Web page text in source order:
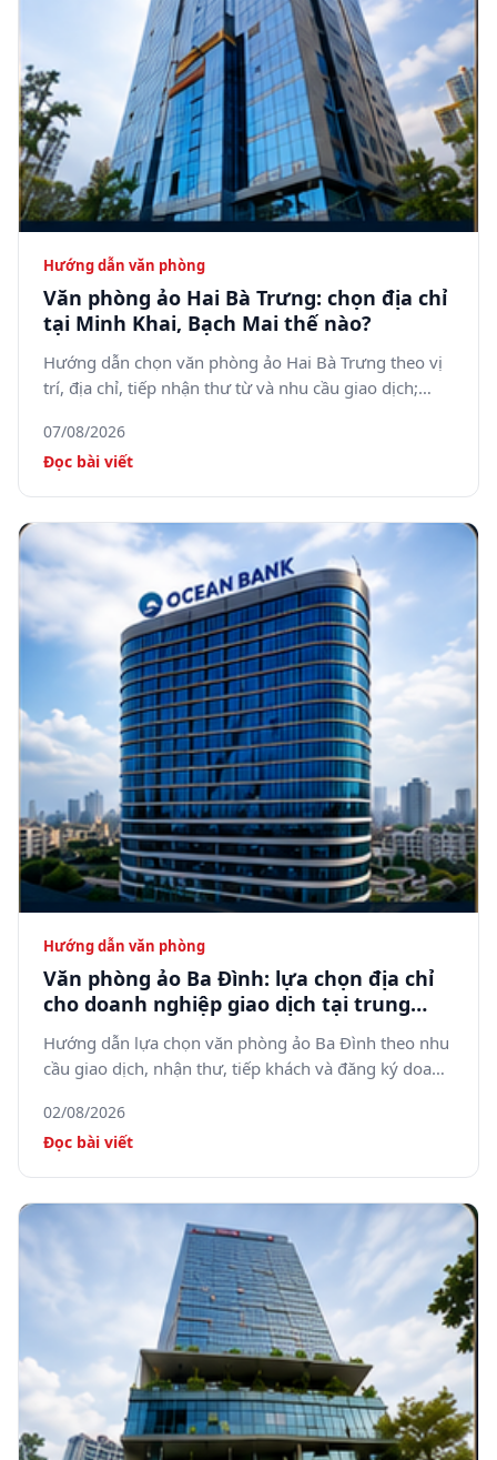
Hướng dẫn văn phòng
Văn phòng ảo Hai Bà Trưng: chọn địa chỉ
tại Minh Khai, Bạch Mai thế nào?
Hướng dẫn chọn văn phòng ảo Hai Bà Trưng theo vị
trí, địa chỉ, tiếp nhận thư từ và nhu cầu giao dịch;
Mai.
07/08/2026
Đọc bài viết
Hướng dẫn văn phòng
Văn phòng ảo Ba Đình: lựa chọn địa chỉ
cho doanh nghiệp giao dịch tại trung
tâm Hà Nội
Hướng dẫn lựa chọn văn phòng ảo Ba Đình theo nhu
cầu giao dịch, nhận thư, tiếp khách và đăng ký doanh
02/08/2026
Đọc bài viết